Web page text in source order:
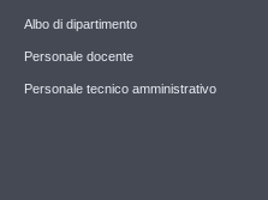
Albo di dipartimento
Personale docente
Personale tecnico amministrativo